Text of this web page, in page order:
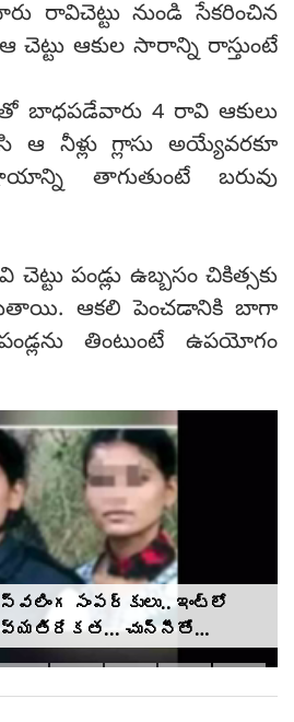
రావిచెట్టు నుండి సేకరించిన
ఆకుల సారాన్ని రాస్తుంటే
బాధపడేవారు 4 రావి ఆకులు
ఆ నీళ్లు గ్లాసు అయ్యేవరకూ
తాగుతుంటే బరువు
పండ్లు ఉబ్బసం చికిత్సకు
ఆకలి పెంచడానికి బాగా
తింటుంటే ఉపయోగం
స్వలింగ సంపర్కులు.. ఇంట్లో
చున్నీతో
ఆత్మహత్య